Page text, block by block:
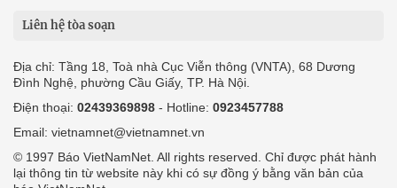
Liên hệ tòa soạn
Địa chỉ: Tầng 18, Toà nhà Cục Viễn thông (VNTA), 68 Dương
Đình Nghệ, phường Cầu Giấy, TP. Hà Nội.
Điện thoại: 02439369898 - Hotline: 0923457788
Email: vietnamnet@vietnamnet.vn
© 1997 Báo VietNamNet. All rights reserved. Chỉ được phát hành
lại thông tin từ website này khi có sự đồng ý bằng văn bản của